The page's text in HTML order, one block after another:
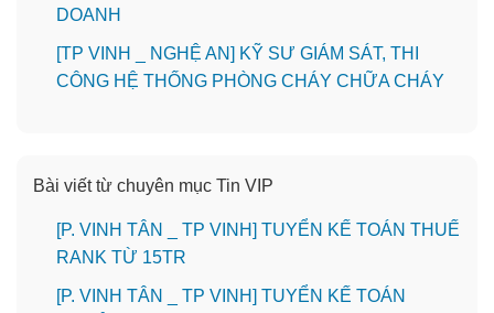
DOANH
[TP VINH _ NGHỆ AN] KỸ SƯ GIÁM SÁT, THI
CÔNG HỆ THỐNG PHÒNG CHÁY CHỮA CHÁY
Bài viết từ chuyên mục Tin VIP
[P. VINH TÂN _ TP VINH] TUYỂN KẾ TOÁN THUẾ
RANK TỪ 15TR
[P. VINH TÂN _ TP VINH] TUYỂN KẾ TOÁN